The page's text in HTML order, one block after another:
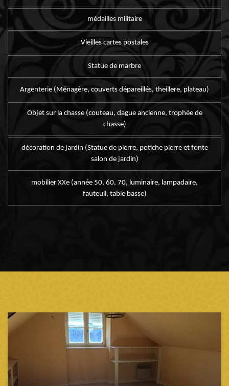
médailles militaire
Vieilles cartes postales
Statue de marbre
Argenterie (Ménagère, couverts dépareillés, theillere, plateau)
Objet sur la chasse (couteau, dague ancienne, trophée de
chasse)
décoration de jardin (Statue de pierre, potiche pierre et fonte
salon de jardin)
mobilier XXe (année 50, 60, 70, luminaire, lampadaire,
fauteuil, table basse)